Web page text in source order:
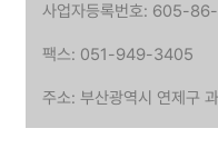
사업자등록번호: 605-
팩스: 051-949-3405
주소: 부산광역시 연제구